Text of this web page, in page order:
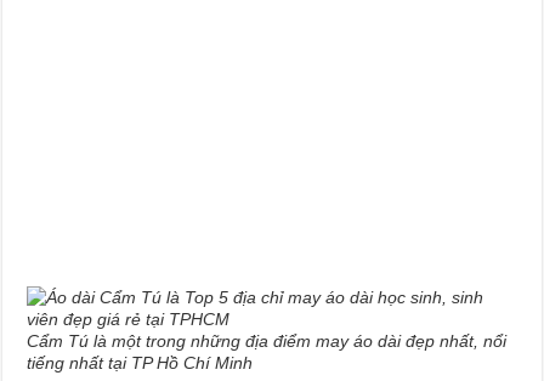
Cẩm Tú là một trong những địa điểm may áo dài đẹp nhất, nổi
tiếng nhất tại TP Hồ Chí Minh